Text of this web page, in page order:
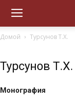
Домой Турсунов Т.Х.
Турсунов Т.Х.
Монография